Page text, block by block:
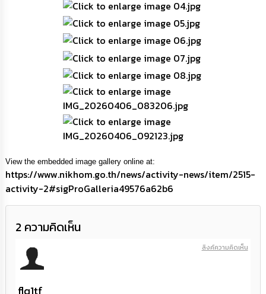
ท้อง
ถิ่น
ของ
เรา
การ
จัดการ
ความ
รู้
View the embedded image gallery online at:
https://www.nikhom.go.th/news/activity-news/item/2515-
activity-2#sigProGalleria49576a62b6
2 ความคิดเห็น
ลิงค์ความคิดเห็น
flq1tf